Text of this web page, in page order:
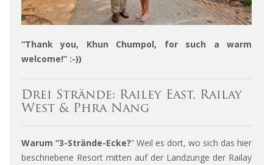
“Thank you, Khun Chumpol, for such a warm
welcome!” :-))
Drei Strände: Railey East, Railay
West & Phra Nang
Warum “3-Strände-Ecke?” Weil es dort, wo sich das hier
beschriebene Resort mitten auf der Landzunge der Railay